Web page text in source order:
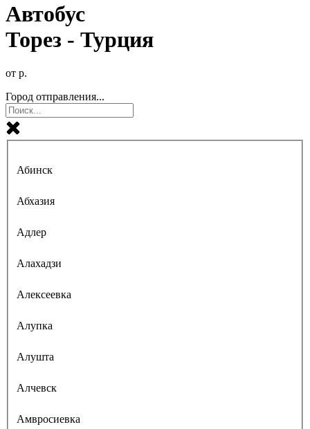
Автобус
Торез - Турция
от р.
Город отправления...
Абинск
Абхазия
Адлер
Алахадзи
Алексеевка
Алупка
Алушта
Алчевск
Амвросиевка